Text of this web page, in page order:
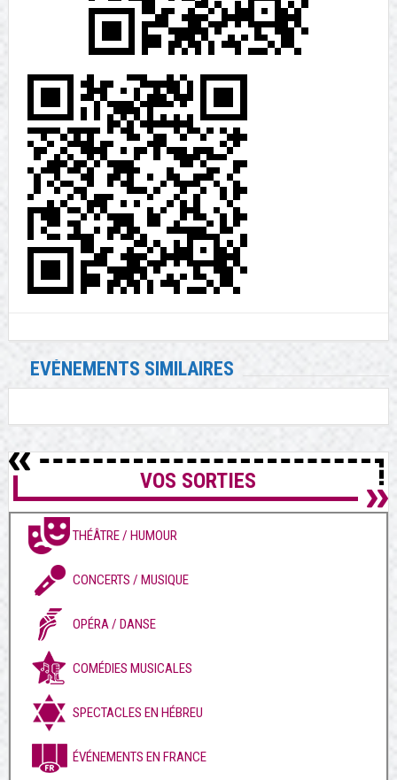
EVÉNEMENTS SIMILAIRES
VOS SORTIES
THÉÂTRE / HUMOUR
CONCERTS / MUSIQUE
OPÉRA / DANSE
COMÉDIES MUSICALES
SPECTACLES EN HÉBREU
ÉVÉNEMENTS EN FRANCE